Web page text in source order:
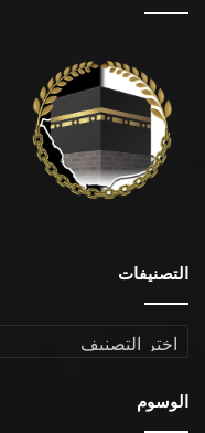
التصنيفات
التصنيفات
الوسوم